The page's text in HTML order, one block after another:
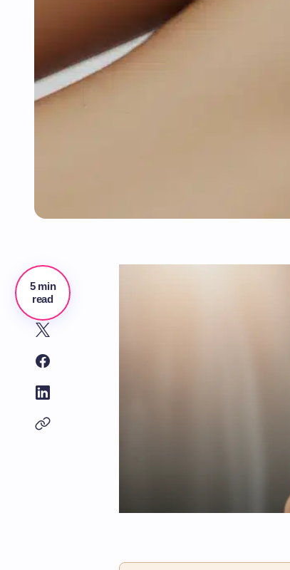
5 min
read